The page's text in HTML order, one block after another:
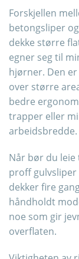
Forskjellen
betongsliper
dekke større
egner seg til
hjørner. Den
over større
bedre
trapper eller
arbeidsbredde.
Når bør du
proff
dekker fire
håndholdt
noe som gir
overflaten.